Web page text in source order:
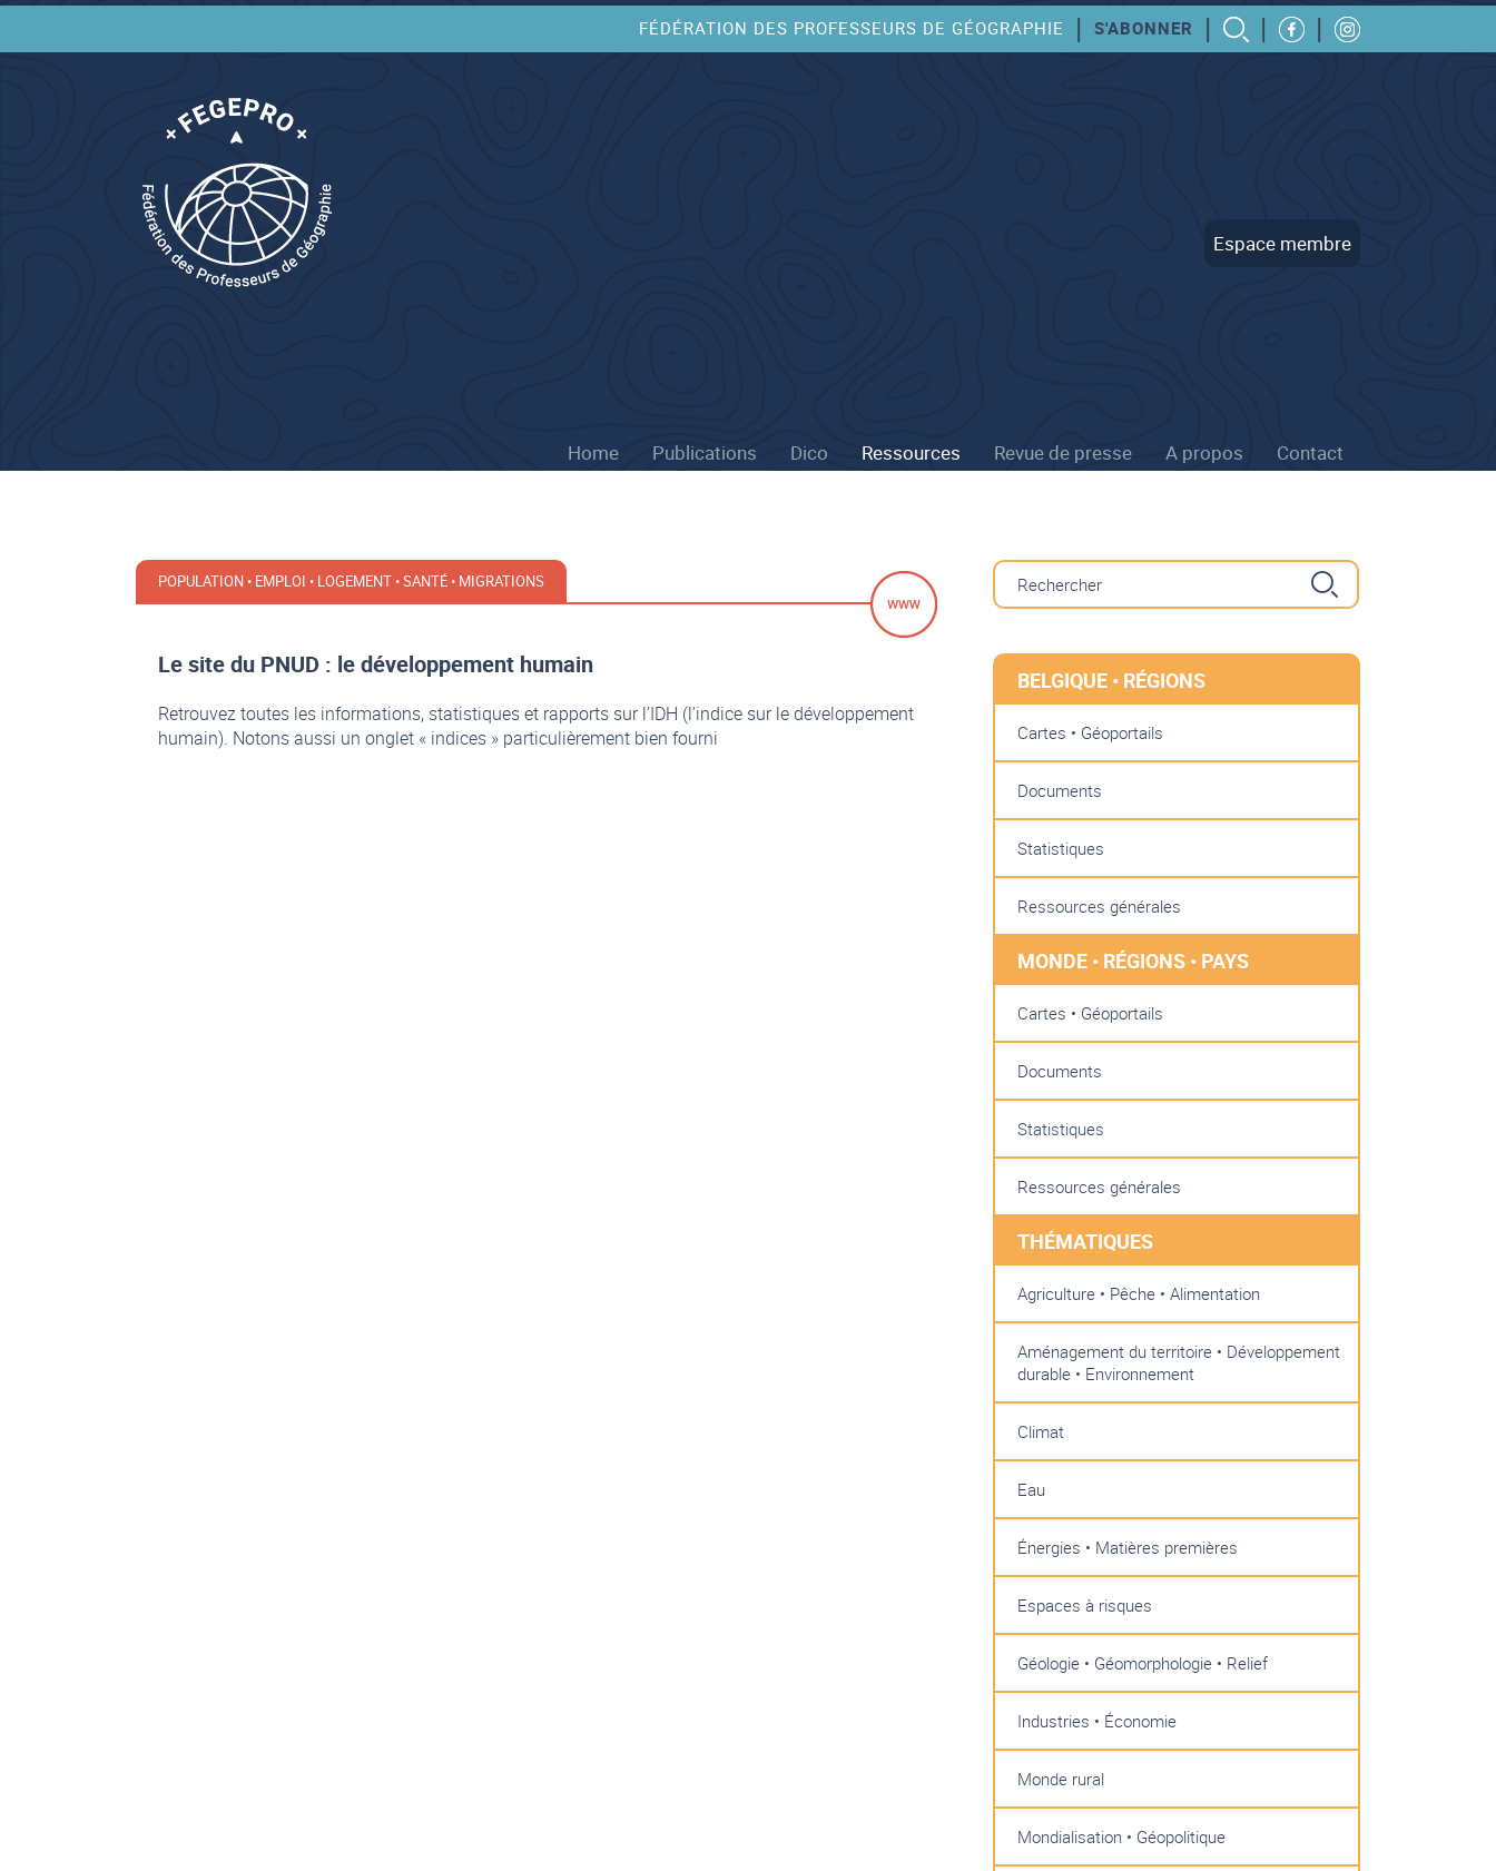
FÉDÉRATION DES PROFESSEURS DE GÉOGRAPHIE | S'ABONNER | | |
Espace membre
Home Publications Dico Ressources Revue de presse A propos Contact
POPULATION • EMPLOI • LOGEMENT • SANTÉ • MIGRATIONS
Le site du PNUD : le développement humain
Retrouvez toutes les informations, statistiques et rapports sur l’IDH (l’indice sur le développement
humain). Notons aussi un onglet « indices » particulièrement bien fourni
BELGIQUE • RÉGIONS
Cartes • Géoportails
Documents
Statistiques
Ressources générales
MONDE • RÉGIONS • PAYS
Cartes • Géoportails
Documents
Statistiques
Ressources générales
THÉMATIQUES
Agriculture • Pêche • Alimentation
Aménagement du territoire • Développement
durable • Environnement
Climat
Eau
Énergies • Matières premières
Espaces à risques
Géologie • Géomorphologie • Relief
Industries • Économie
Monde rural
Mondialisation • Géopolitique